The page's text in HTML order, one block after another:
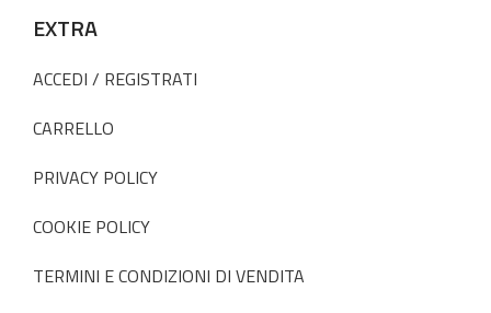
EXTRA
ACCEDI / REGISTRATI
CARRELLO
PRIVACY POLICY
COOKIE POLICY
TERMINI E CONDIZIONI DI VENDITA